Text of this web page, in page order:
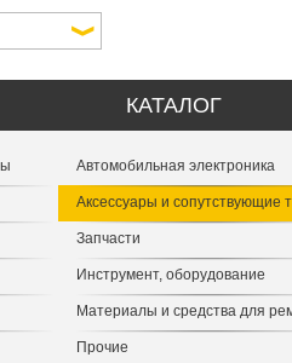
КАТАЛОГ
Автомобильная электроника
Аксессуары и сопутствующие
Запчасти
Инструмент, оборудование
Материалы и средства для
Прочие